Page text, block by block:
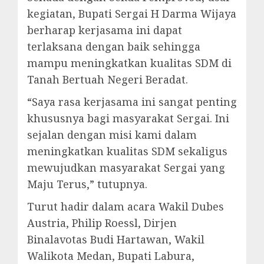
kegiatan, Bupati Sergai H Darma Wijaya
berharap kerjasama ini dapat
terlaksana dengan baik sehingga
mampu meningkatkan kualitas SDM di
Tanah Bertuah Negeri Beradat.
“Saya rasa kerjasama ini sangat penting
khususnya bagi masyarakat Sergai. Ini
sejalan dengan misi kami dalam
meningkatkan kualitas SDM sekaligus
mewujudkan masyarakat Sergai yang
Maju Terus,” tutupnya.
Turut hadir dalam acara Wakil Dubes
Austria, Philip Roessl, Dirjen
Binalavotas Budi Hartawan, Wakil
Walikota Medan, Bupati Labura,